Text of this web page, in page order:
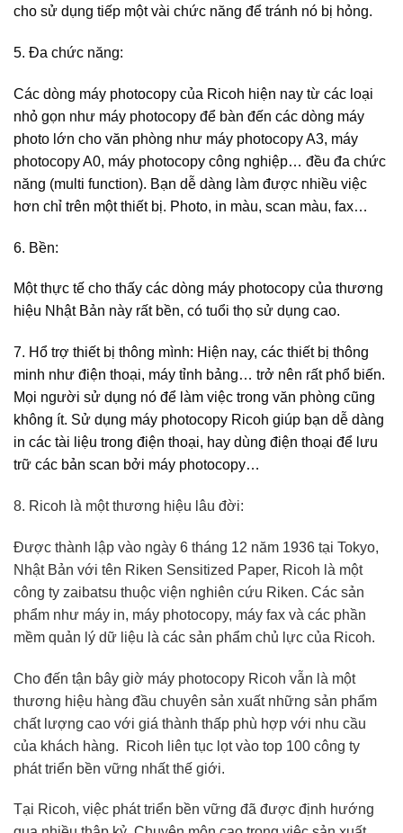
cho sử dụng tiếp một vài chức năng để tránh nó bị hỏng.
5. Đa chức năng:
Các dòng máy photocopy của Ricoh hiện nay từ các loại
nhỏ gọn như máy photocopy để bàn đến các dòng máy
photo lớn cho văn phòng như máy photocopy A3, máy
photocopy A0, máy photocopy công nghiệp… đều đa chức
năng (multi function). Bạn dễ dàng làm được nhiều việc
hơn chỉ trên một thiết bị. Photo, in màu, scan màu, fax…
6. Bền:
Một thực tế cho thấy các dòng máy photocopy của thương
hiệu Nhật Bản này rất bền, có tuổi thọ sử dụng cao.
7. Hổ trợ thiết bị thông mình: Hiện nay, các thiết bị thông
minh như điện thoại, máy tỉnh bảng… trở nên rất phổ biến.
Mọi người sử dụng nó để làm việc trong văn phòng cũng
không ít. Sử dụng máy photocopy Ricoh giúp bạn dễ dàng
in các tài liệu trong điện thoại, hay dùng điện thoại để lưu
trữ các bản scan bởi máy photocopy…
8. Ricoh là một thương hiệu lâu đời:
Được thành lập vào ngày 6 tháng 12 năm 1936 tại Tokyo,
Nhật Bản với tên Riken Sensitized Paper, Ricoh là một
công ty zaibatsu thuộc viện nghiên cứu Riken. Các sản
phẩm như máy in, máy photocopy, máy fax và các phần
mềm quản lý dữ liệu là các sản phẩm chủ lực của Ricoh.
Cho đến tận bây giờ máy photocopy Ricoh vẫn là một
thương hiệu hàng đầu chuyên sản xuất những sản phẩm
chất lượng cao với giá thành thấp phù hợp với nhu cầu
của khách hàng. Ricoh liên tục lọt vào top 100 công ty
phát triển bền vững nhất thế giới.
Tại Ricoh, việc phát triển bền vững đã được định hướng